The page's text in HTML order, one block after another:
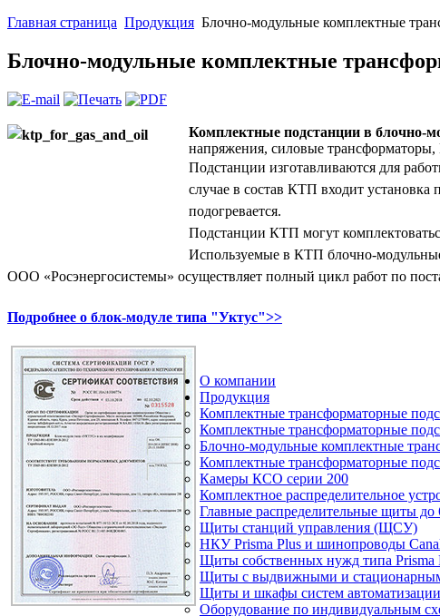
Главная страница Продукция Блочно-модульные комплектные
Блочно-модульные комплектные
Комплектные подстанции в блочно-
напряжения, силовые
Подстанции изготавливаются для
случае в состав КТП входит установка
подогревается.
Подстанции КТП могут
Используемые в КТП блочно-
ООО «Росэнергосистемы» осуществляет полный цикл работ по
Подробнее о блок-модуле типа "Уктус">>
О компании
Продукция
Комплектные трансформаторные
Комплектные трансформаторные
Блочно-модульные комплектные
Комплектные трансформаторные
Камеры КСО серии 200
Комплектное распределительное
Главные распределительные щиты до
Щиты станций управления (ЩСУ)
НКУ Prisma Plus и шинопроводы
Щиты собственных нужд типа Prisma
Щиты с выдвижными и
Щиты и шкафы систем автоматизации
Оборудование по индивидуальным